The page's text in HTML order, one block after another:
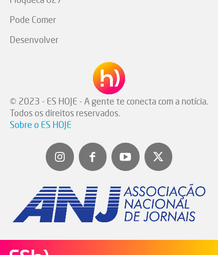
Pode Comer
Desenvolver
© 2023 - ES HOJE - A gente te conecta com a notícia.
Todos os direitos reservados.
Sobre o ES HOJE